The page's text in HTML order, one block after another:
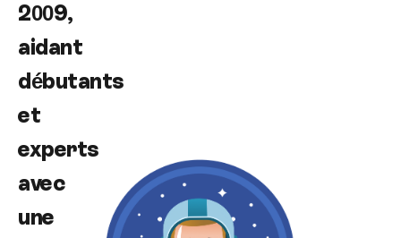
2009,
aidant
débutants
et
experts
avec
une